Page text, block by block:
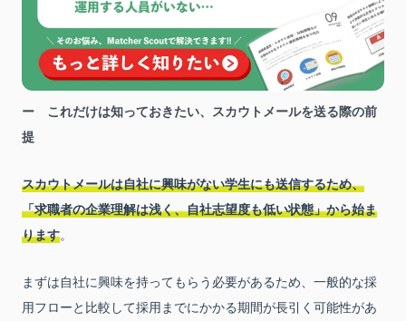
これだけは知っておきたい、スカウトメールを送る際の前
提
スカウトメールは自社に興味がない学生にも送信するため、
「求職者の企業理解は浅く、自社志望度も低い状態」から始ま
ります。
まずは自社に興味を持ってもらう必要があるため、一般的な採
用フローと比較して採用までにかかる期間が長引く可能性があ